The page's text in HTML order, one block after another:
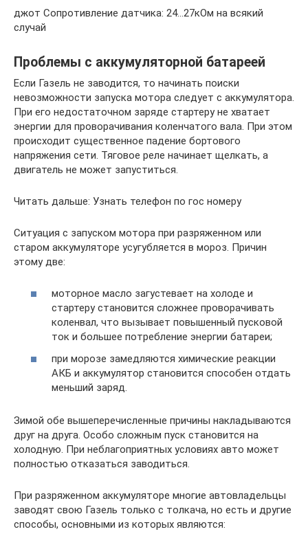
джот Сопротивление датчика: 24…27кОм на всякий
случай
Проблемы с аккумуляторной батареей
Если Газель не заводится, то начинать поиски
невозможности запуска мотора следует с аккумулятора.
При его недостаточном заряде стартеру не хватает
энергии для проворачивания коленчатого вала. При этом
происходит существенное падение бортового
напряжения сети. Тяговое реле начинает щелкать, а
двигатель не может запуститься.
Читать дальше: Узнать телефон по гос номеру
Ситуация с запуском мотора при разряженном или
старом аккумуляторе усугубляется в мороз. Причин
этому две:
моторное масло загустевает на холоде и
стартеру становится сложнее проворачивать
коленвал, что вызывает повышенный пусковой
ток и большее потребление энергии батареи;
при морозе замедляются химические реакции
АКБ и аккумулятор становится способен отдать
меньший заряд.
Зимой обе вышеперечисленные причины накладываются
друг на друга. Особо сложным пуск становится на
холодную. При неблагоприятных условиях авто может
полностью отказаться заводиться.
При разряженном аккумуляторе многие автовладельцы
заводят свою Газель только с толкача, но есть и другие
способы, основными из которых являются: